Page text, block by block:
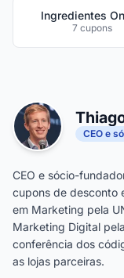
Ingredientes
7 cupons
CEO e
CEO e sócio-
cupons de desconto
em Marketing pela
Marketing Digital
conferência dos
as lojas parceiras.